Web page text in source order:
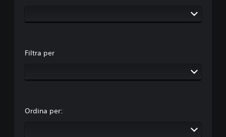
Filtra per
Ordina per: